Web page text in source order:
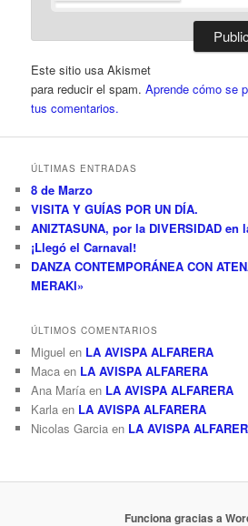
Este sitio usa Akismet
para reducir el spam.Aprende cómo se
tus comentarios.
ÚLTIMAS ENTRADAS
8 de Marzo
VISITA Y GUÍAS POR UN DÍA.
ANIZTASUNA, por la DIVERSIDAD en
¡Llegó el Carnaval!
DANZA CONTEMPORÁNEA CON
MERAKI»
ÚLTIMOS COMENTARIOS
Miguel en LA AVISPA ALFARERA
Maca en LA AVISPA ALFARERA
Ana María en LA AVISPA ALFARERA
Karla en LA AVISPA ALFARERA
Nicolas Garcia en LA AVISPA
Funciona gracias a